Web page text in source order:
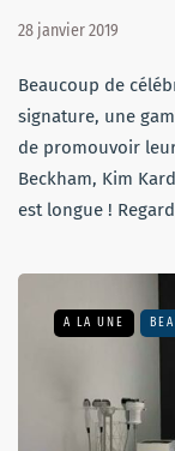
28 janvier 2019
Beaucoup de
signature, une
de promouvoir
Beckham, Kim
est longue !
A LA UNE